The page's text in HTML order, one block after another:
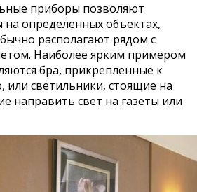
приборы позволяют
на определенных объектах,
располагают рядом с
Наиболее ярким примером
бра, прикрепленные к
или светильники, стоящие на
направить свет на газеты или